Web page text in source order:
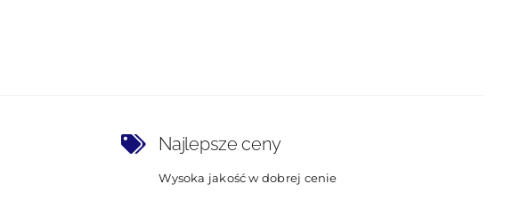
Najlepsze ceny
Wysoka jakość w dobrej cenie